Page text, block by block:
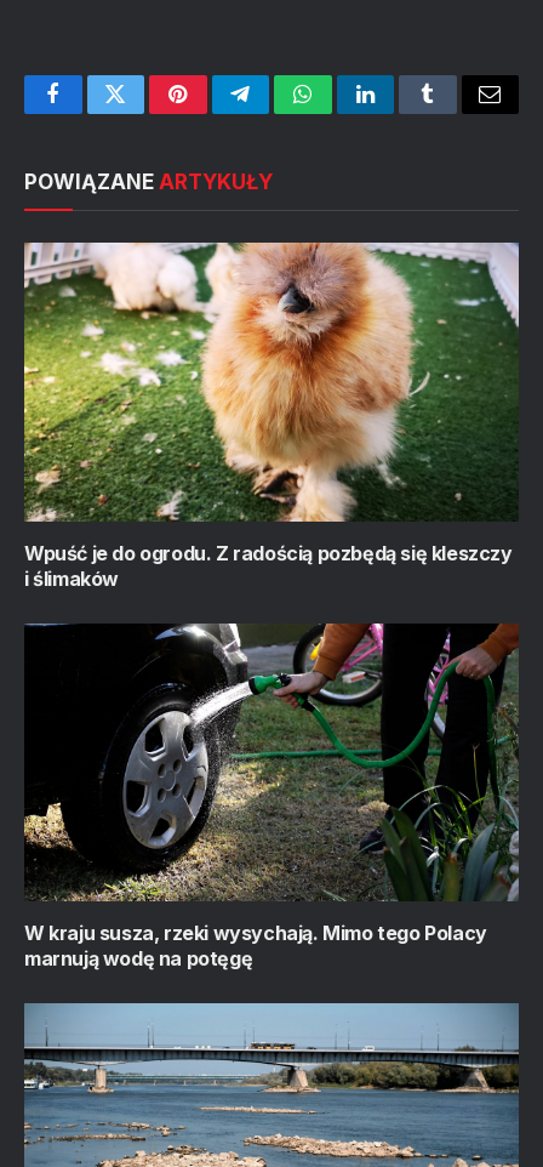
FacebookTwitterPinterestTelegramWhatsAppLinkedInTumblrEmail
POWIĄZANE ARTYKUŁY
Wpuść je do ogrodu. Z radością pozbędą się kleszczy
i ślimaków
W kraju susza, rzeki wysychają. Mimo tego Polacy
marnują wodę na potęgę